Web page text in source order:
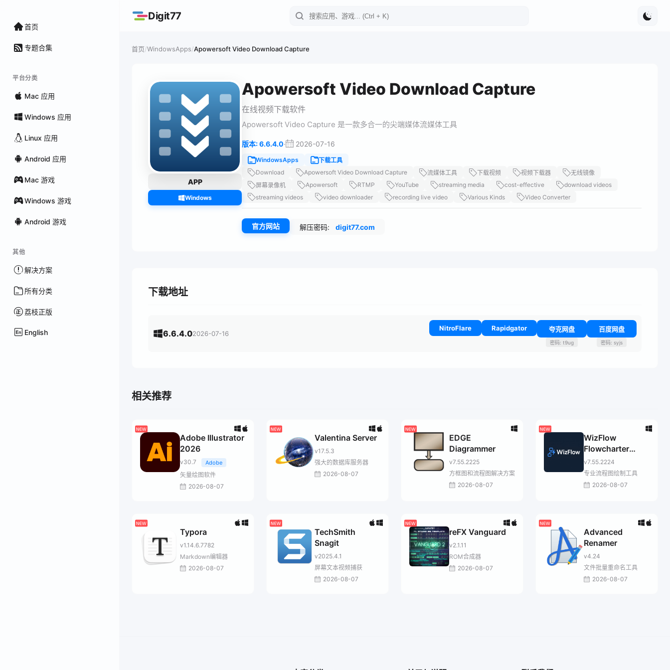
首页
专题合集
平台分类
Mac 应用
Windows 应用
Linux 应用
Android 应用
Mac 游戏
Windows 游戏
Android 游戏
其他
解决方案
所有分类
荔枝正版
English
Digit77
首页/WindowsApps/Apowersoft Video Download Capture
APP
Windows
Apowersoft Video Download Capture
在线视频下载软件
Apowersoft Video Capture 是一款多合一的尖端媒体流媒体工具
版本: 6.6.4.0· 2026-07-16
WindowsApps
下载工具
Download
Apowersoft Video Download Capture 流媒体工具 下载视频 视频下载器
无线镜像
屏幕录像机
Apowersoft RTMP YouTube streaming media cost-effective
download videos
streaming videos
video downloader recording live video Various Kinds Video Converter
官方网站 解压密码: digit77.com
下载地址
6.6.4.02026-07-16
NitroFlare Rapidgator 夸克网盘
密码: t9ug
百度网盘
密码: syjs
相关推荐
Adobe Illustrator
2026
v30.7 Adobe
矢量绘图软件
2026-08-07
Valentina Server
v17.5.3
强大的数据库服务器
2026-08-07
EDGE
Diagrammer
v7.55.2225
方框图和流程图解决方案
2026-08-07
WizFlow
Flowcharter
Professional
v7.55.2224
专业流程图绘制工具
2026-08-07
Typora
v1.14.6.7782
Markdown编辑器
2026-08-07
TechSmith
Snagit
v2025.4.1
屏幕文本视频捕获
2026-08-07
reFX Vanguard
v2.1.11
ROM合成器
2026-08-07
Advanced
Renamer
v4.24
文件批量重命名工具
2026-08-07